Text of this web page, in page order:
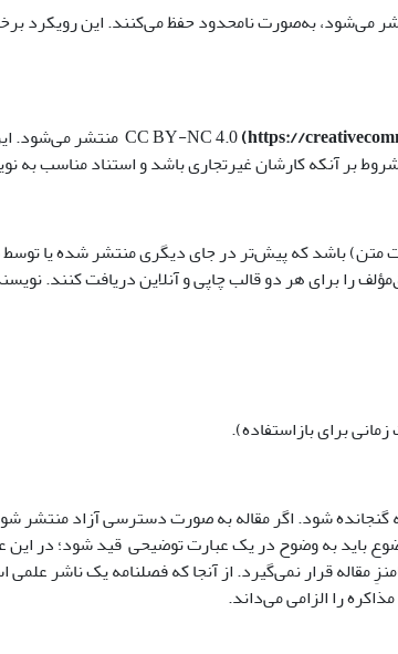
می‌شود، به‌صورت نامحدود حفظ می‌کنند. این رویکرد
(https://
منتشر می‌شود.
بر آنکه کارشان غیرتجاری باشد و استناد مناسب
متن) باشد که پیش‌تر در جای دیگری منتشر شده یا
را برای هر دو قالب چاپی و آنلاین دریافت کنند.
برای بازاستفاده).
گنجانده شود. اگر مقاله به صورت دسترسی آزاد منتشر
باید به وضوح در یک عبارت توضیحی قید شود؛ در این
قرار نمی‌گیرد. از آنجا که فصلنامه یک ناشر علمی
را الزامی می‌داند.